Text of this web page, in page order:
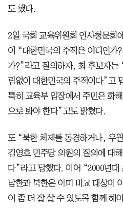
도 했다.
2일 국회 교육위원회 인사청문회
이 “대한민국의 주적은 어디인가
가?”라고 질의하자, 최 후보자는
림없이 대한민국의 주적이다”고
특히 교육부 입장에서 주민은 화
으로 봐야 한다”고도 밝혔다.
또 “북한 체제를 동경하거나, 우
김영호 민주당 의원의 질의에 대
다”라고 답했다. 이어 “2000년대
남한과 북한은 이미 비교 대상이
이 좀 더 잘 살 수 있도록 함께 해